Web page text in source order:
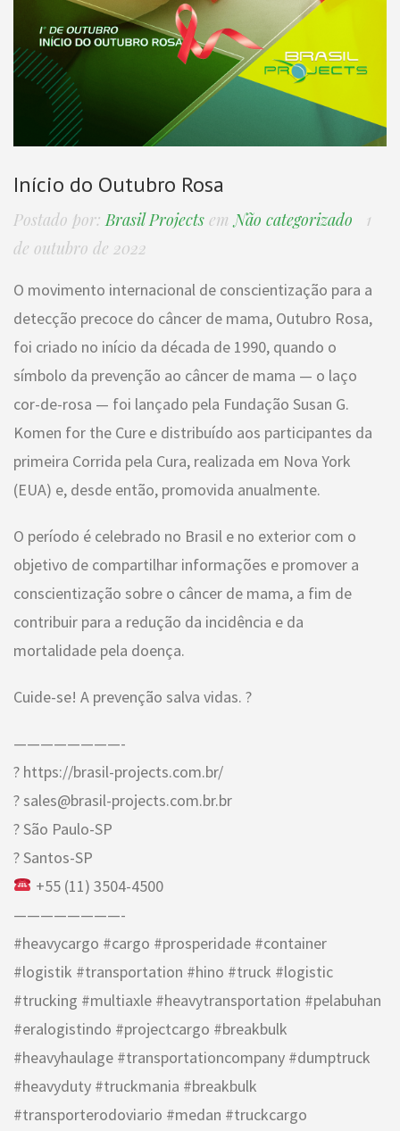
Início do Outubro Rosa
Postado por: Brasil Projects em Não categorizado
1
de outubro de 2022
O movimento internacional de conscientização para a
detecção precoce do câncer de mama, Outubro Rosa,
foi criado no início da década de 1990, quando o
símbolo da prevenção ao câncer de mama — o laço
cor-de-rosa — foi lançado pela Fundação Susan G.
Komen for the Cure e distribuído aos participantes da
primeira Corrida pela Cura, realizada em Nova York
(EUA) e, desde então, promovida anualmente.
O período é celebrado no Brasil e no exterior com o
objetivo de compartilhar informações e promover a
conscientização sobre o câncer de mama, a fim de
contribuir para a redução da incidência e da
mortalidade pela doença.
Cuide-se! A prevenção salva vidas. ?
————————-
? https://brasil-projects.com.br/
? sales@brasil-projects.com.br.br
? São Paulo-SP
? Santos-SP
+55 (11) 3504-4500
————————-
#heavycargo #cargo #prosperidade #container
#logistik #transportation #hino #truck #logistic
#trucking #multiaxle #heavytransportation #pelabuhan
#eralogistindo #projectcargo #breakbulk
#heavyhaulage #transportationcompany #dumptruck
#heavyduty #truckmania #breakbulk
#transporterodoviario #medan #truckcargo